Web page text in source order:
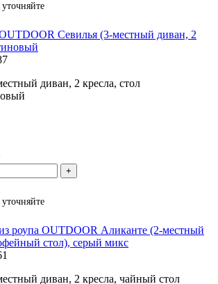
Севилья (3-местный диван, 2
диван, 2 кресла, стол
+
роупа OUTDOOR Аликанте (2-местный
стол), серый микс
диван, 2 кресла, чайный стол